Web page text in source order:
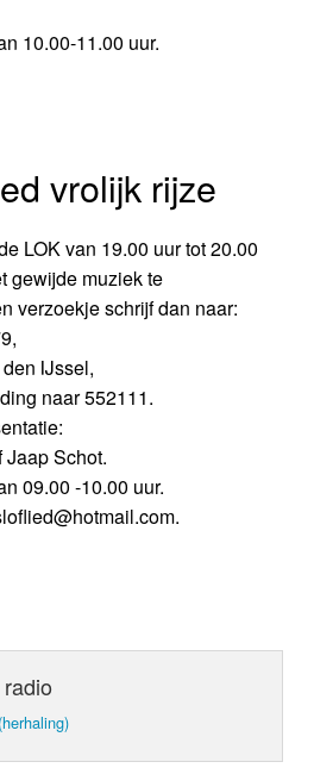
10.00-11.00 uur.
vrolijk rijze
LOK van 19.00 uur tot 20.00
gewijde muziek te
verzoekje schrijf dan naar:
IJssel,
naar 552111.
Schot.
09.00 -10.00 uur.